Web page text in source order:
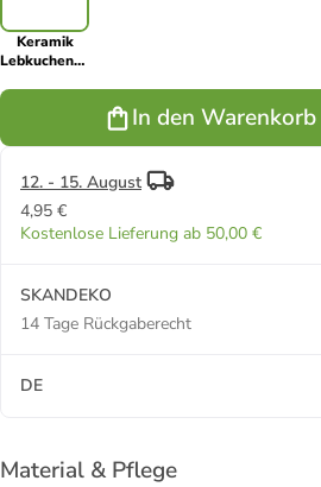
Keramik
Lebkuchenhaus
In den
12. - 15. August
4,95 €
Kostenlose Lieferung ab 50,00 €
SKANDEKO
14 Tage Rückgaberecht
DE
Material & Pflege